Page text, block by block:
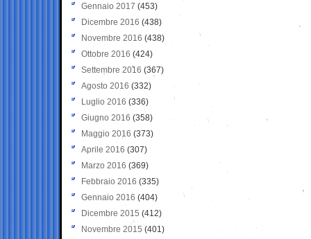
Gennaio 2017 (453)
Dicembre 2016 (438)
Novembre 2016 (438)
Ottobre 2016 (424)
Settembre 2016 (367)
Agosto 2016 (332)
Luglio 2016 (336)
Giugno 2016 (358)
Maggio 2016 (373)
Aprile 2016 (307)
Marzo 2016 (369)
Febbraio 2016 (335)
Gennaio 2016 (404)
Dicembre 2015 (412)
Novembre 2015 (401)